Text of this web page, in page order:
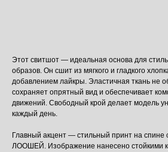
Этот свитшот — идеальная основа для
образов. Он сшит из мягкого и гладкого
добавлением лайкры. Эластичная ткань не
сохраняет опрятный вид и обеспечивает
движений. Свободный крой делает модель
каждый день.
Главный акцент — стильный принт на спине
ЛООШЕЙ. Изображение нанесено стойкими
Будь в курсе!
ПОДПИСАТЬСЯ